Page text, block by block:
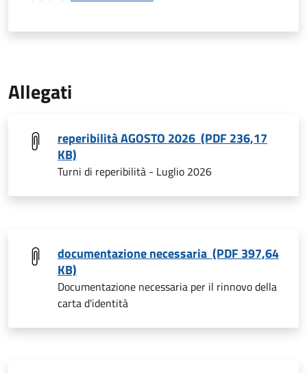
Allegati
reperibilità AGOSTO 2026 (PDF 236,17
KB)
Turni di reperibilità - Luglio 2026
documentazione necessaria (PDF 397,64
KB)
Documentazione necessaria per il rinnovo della
carta d'identità